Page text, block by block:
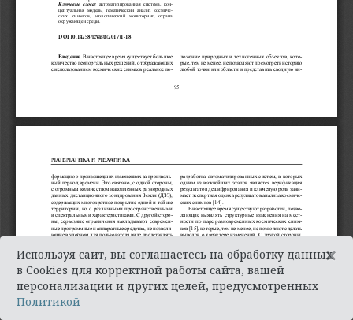
Используя сайт, вы соглашаетесь на обработку данных
в Cookies для корректной работы сайта, вашей
персонализации и других целей, предусмотренных
Политикой
×